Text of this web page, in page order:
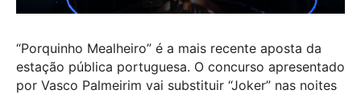
“Porquinho Mealheiro” é a mais recente aposta da
estação pública portuguesa. O concurso apresentado
por Vasco Palmeirim vai substituir “Joker” nas noites